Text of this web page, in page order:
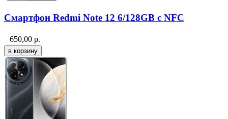
Смартфон Redmi Note 12 6/128GB с NFC
650,00 р.